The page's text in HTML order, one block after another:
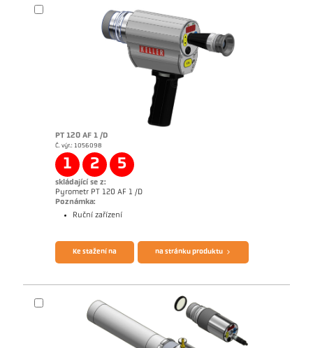
PT 120 AF 1 /D
Č. výr.: 1056098
1 2 5
skládající se z:
Pyrometr PT 120 AF 1 /D
Poznámka:
Ruční zařízení
Ke stažení na na stránku produktu